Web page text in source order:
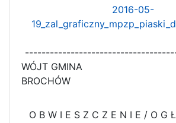
2016-05-
WÓJT GMINA
BROCHÓW
O B W I E S Z C Z E N I E / O G